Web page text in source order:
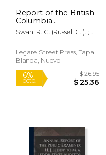
Report of the British
Columbia
Hydrographic Survey
for the Calendar Year
Inglés)
Swan, R. G. (Russell G. ). ;
Power Branch
Legare Street Press, Tapa
Blanda, Nuevo